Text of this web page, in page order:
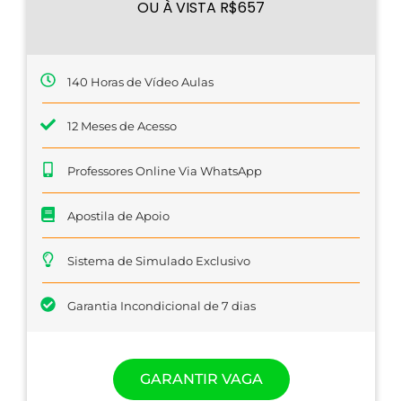
OU À VISTA R$657
140 Horas de Vídeo Aulas
12 Meses de Acesso
Professores Online Via WhatsApp
Apostila de Apoio
Sistema de Simulado Exclusivo
Garantia Incondicional de 7 dias
GARANTIR VAGA